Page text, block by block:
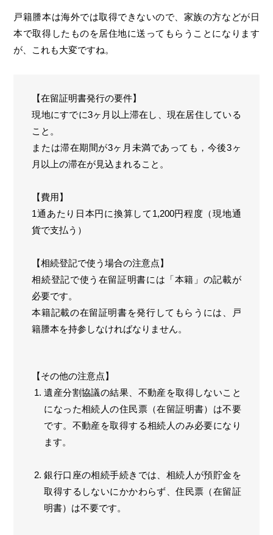
戸籍謄本は海外では取得できないので、家族の方などが日
本で取得したものを居住地に送ってもらうことになります
が、これも大変ですね。
【在留証明書発行の要件】
現地にすでに3ヶ月以上滞在し、現在居住している
こと。
または滞在期間が3ヶ月未満であっても，今後3ヶ
月以上の滞在が見込まれること。
【費用】
1通あたり日本円に換算して1,200円程度（現地通
貨で支払う）
【相続登記で使う場合の注意点】
相続登記で使う在留証明書には「本籍」の記載が
必要です。
本籍記載の在留証明書を発行してもらうには、戸
籍謄本を持参しなければなりません。
【その他の注意点】
遺産分割協議の結果、不動産を取得しないこと
になった相続人の住民票（在留証明書）は不要
です。不動産を取得する相続人のみ必要になり
ます。
銀行口座の相続手続きでは、相続人が預貯金を
取得するしないにかかわらず、住民票（在留証
明書）は不要です。